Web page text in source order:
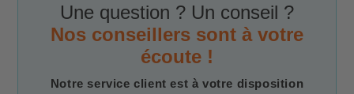
Une question ? Un conseil ?
Nos conseillers sont à votre
écoute !
Notre service client est à votre disposition